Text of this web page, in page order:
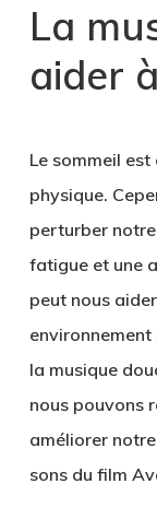
La
aider
Le sommeil
physique.
perturber
fatigue et une
peut nous
la musique
nous pouvons
améliorer
sons du film